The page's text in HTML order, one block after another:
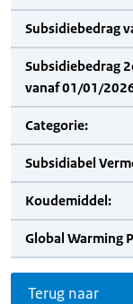
Subsidiebedrag
Subsidiebedrag
vanaf 01/01/
Categorie:
Subsidiabel
Koudemiddel:
Global Warming
Terug naar